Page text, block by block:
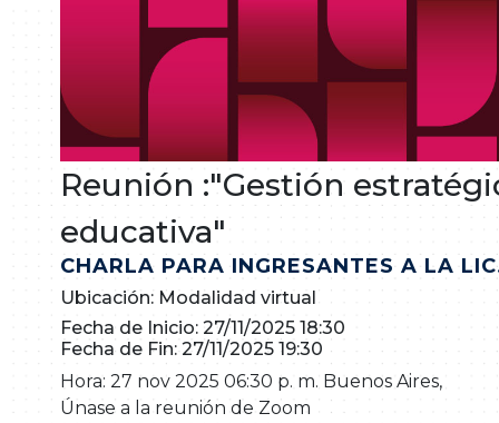
Reunión :"Gestión
educativa"
CHARLA PARA INGRESANTES A LA
Ubicación: Modalidad virtual
Fecha de Inicio: 27/11/2025 18:30
Fecha de Fin: 27/11/2025 19:30
Hora: 27 nov 2025 06:30 p. m. Buenos Aires,
Únase a la reunión de Zoom